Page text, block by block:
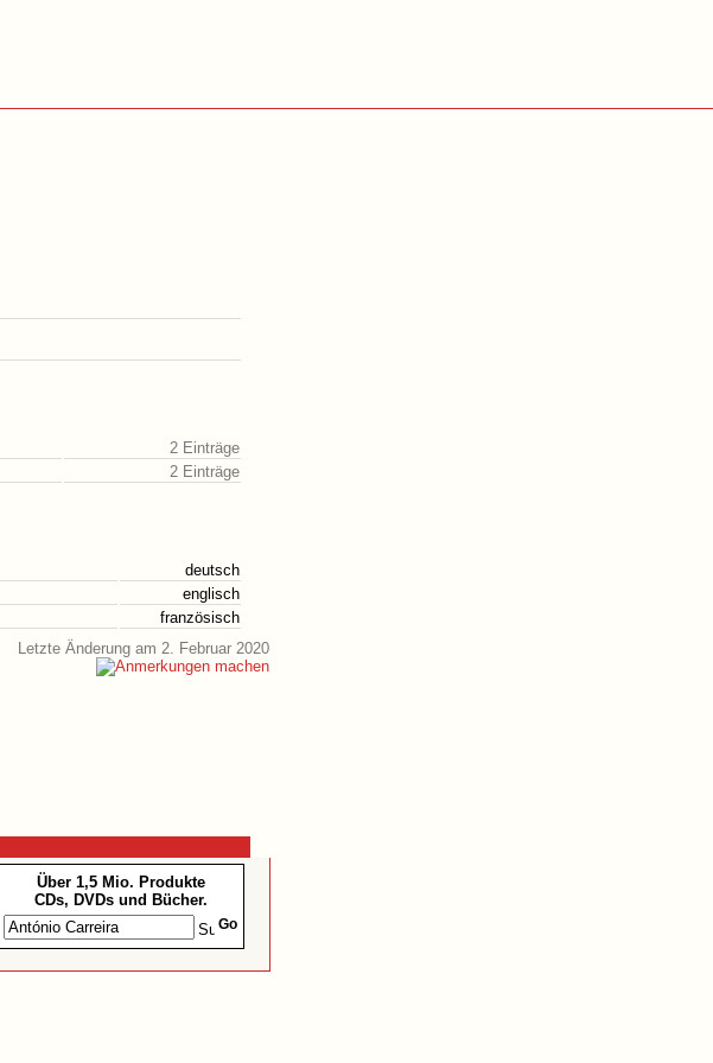
2 Einträge
2 Einträge
deutsch
englisch
französisch
Letzte Änderung am 2. Februar 2020
Über 1,5 Mio. Produkte
CDs, DVDs und Bücher.
Go